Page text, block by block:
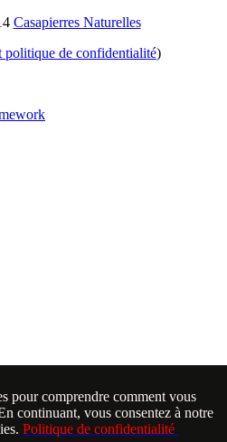
Casapierres Naturelles
politique de confidentialité)
pour comprendre comment vous
continuant, vous consentez à notre
Politique de confidentialité